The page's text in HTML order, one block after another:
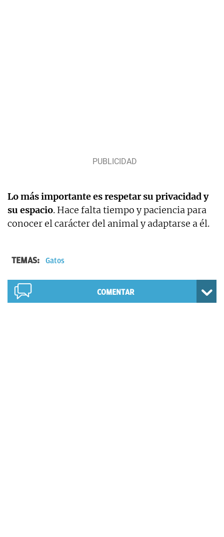
Lo más importante es respetar su privacidad y
su espacio. Hace falta tiempo y paciencia para
conocer el carácter del animal y adaptarse a él.
TEMAS: Gatos
COMENTAR